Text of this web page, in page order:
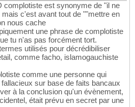
complotiste est synonyme de "il ne
c'est avant tout de ""mettre en
nous cache
une phrase de complotiste
tu n'as pas forcément tort.
utilisés pour décrédibiliser
comme facho, islamogauchiste
comme une personne qui
sur base de faits bancaux
à la conclusion qu'un évènement,
était prévu en secret par une